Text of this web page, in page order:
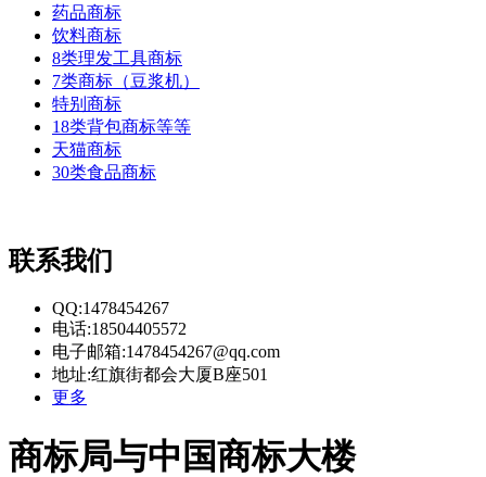
药品商标
饮料商标
8类理发工具商标
7类商标（豆浆机）
特别商标
18类背包商标等等
天猫商标
30类食品商标
联系我们
QQ:1478454267
电话:18504405572
电子邮箱:1478454267@qq.com
地址:红旗街都会大厦B座501
更多
商标局与中国商标大楼